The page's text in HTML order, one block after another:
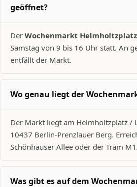
geöffnet?
Der Wochenmarkt
Samstag von 9 bis 16 Uhr statt. An
entfällt der Markt.
Wo genau liegt der
Der Markt liegt am Helmholtzplatz /
10437 Berlin-Prenzlauer Berg.
Schönhauser Allee oder der Tram
Was gibt es auf dem